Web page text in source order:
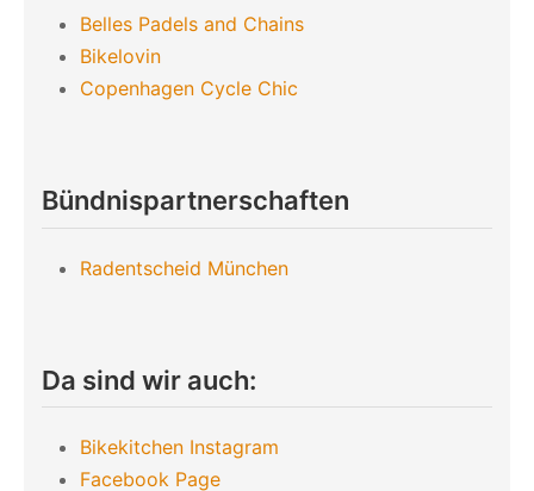
Belles Padels and Chains
Bikelovin
Copenhagen Cycle Chic
Bündnispartnerschaften
Radentscheid München
Da sind wir auch:
Bikekitchen Instagram
Facebook Page